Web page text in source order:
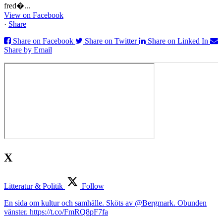
fred�...
View on Facebook
· Share
Share on Facebook
Share on Twitter
Share on Linked In
Share by Email
X
Litteratur & Politik
Follow
En sida om kultur och samhälle. Sköts av @Bergmark. Obunden
vänster. https://t.co/FmRQ8pF7fa